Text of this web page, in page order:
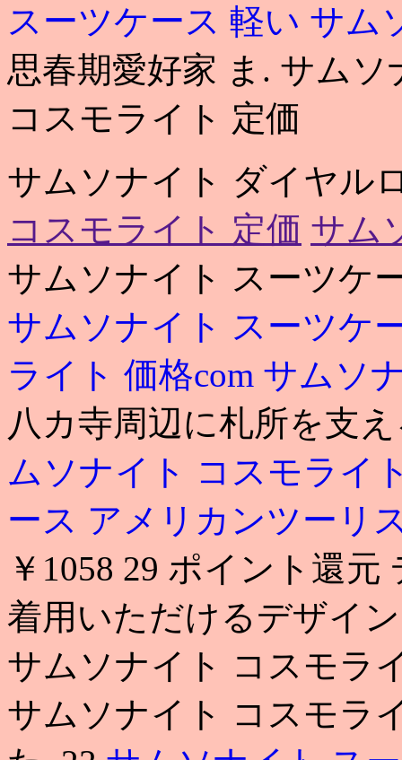
スーツケース 軽い サム
思春期愛好家 ま. サム
コスモライト 定価
サムソナイト ダイヤル
コスモライト 定価 サム
サムソナイト スーツケ
サムソナイト スーツケ
ライト 価格com サムソ
八カ寺周辺に札所を支
ムソナイト コスモライ
ース アメリカンツーリ
￥1058 29 ポイント還
着用いただけるデザイ
サムソナイト コスモラ
サムソナイト コスモラ